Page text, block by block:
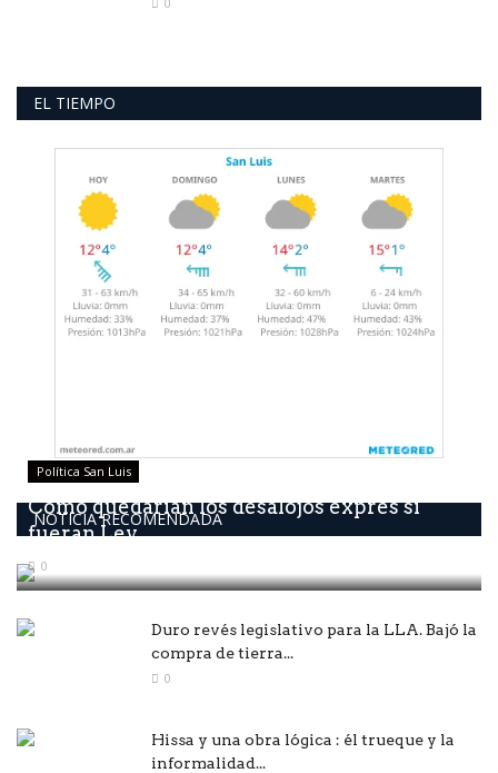
EL TIEMPO
NOTICIA RECOMENDADA
Política San Luis
Como quedarían los desalojos exprés si
fueran Ley
0
Duro revés legislativo para la LLA. Bajó la
compra de tierra...
0
Hissa y una obra lógica : él trueque y la
informalidad...